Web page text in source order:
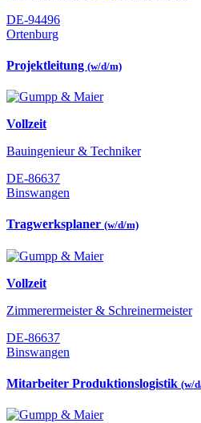
DE-94496
Ortenburg
Projektleitung (w/d/m)
Vollzeit
Bauingenieur & Techniker
DE-86637
Binswangen
Tragwerksplaner (w/d/m)
Vollzeit
Zimmerermeister & Schreinermeister
DE-86637
Binswangen
Mitarbeiter Produktionslogistik (w/